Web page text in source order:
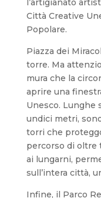
l’artigianato
Città Creative
Popolare.
Piazza dei
torre. Ma
mura che la
aprire una
Unesco. Lunghe
undici metri,
torri che
percorso di oltre
ai lungarni,
sull’intera città,
Infine, il Parco